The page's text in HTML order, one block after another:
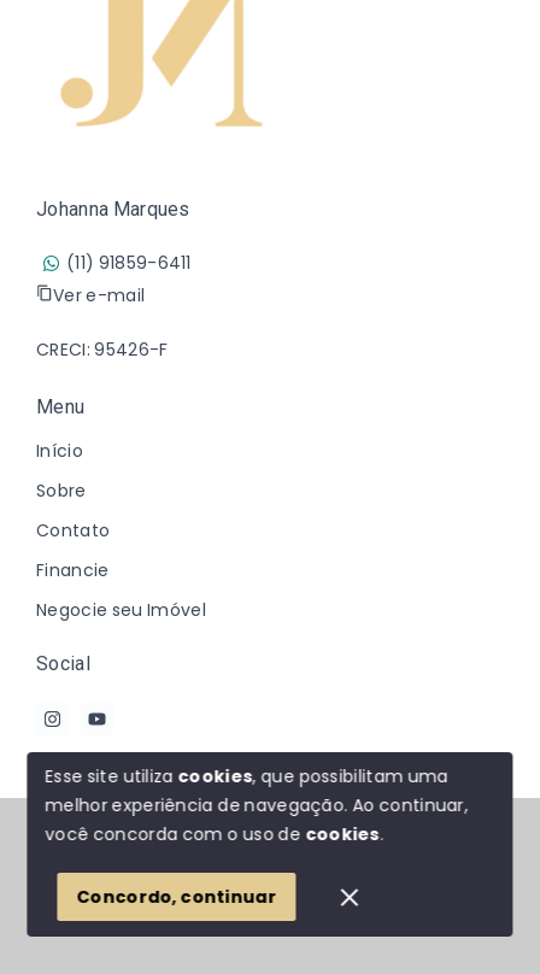
Johanna Marques
(11) 91859-6411
Ver e-mail
CRECI: 95426-F
Menu
Início
Sobre
Contato
Financie
Negocie seu Imóvel
Social
© Copyright 2026 - Johanna Marques - Todos os
SITE PARA IMOBILIARIA
Esse site utiliza cookies, que possibilitam uma
melhor experiência de navegação.Ao continuar,
você concorda com o uso de cookies.
Concordo, continuar